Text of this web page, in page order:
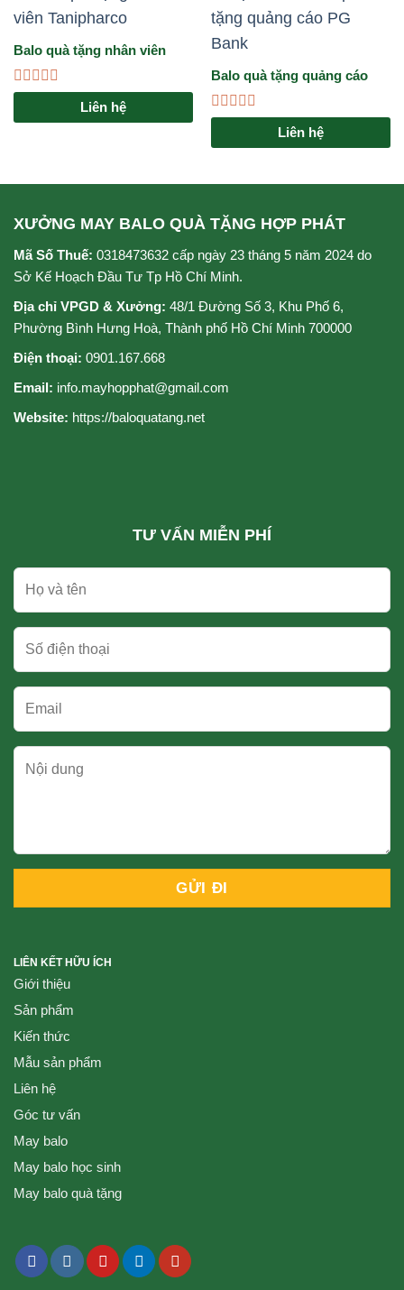
Balo quà tặng nhân viên
Tanipharco
Được
hạng
Liên hệ
Balo quà tặng quảng cáo
PG Bank
Được
hạng
Liên hệ
XƯỞNG MAY BALO QUÀ TẶNG HỢP PHÁT
Mã Số Thuế: 0318473632 cấp ngày 23 tháng 5 năm 2024 do
Sở Kế Hoạch Đầu Tư Tp Hồ Chí Minh.
Địa chỉ VPGD & Xưởng: 48/1 Đường Số 3, Khu Phố 6,
Phường Bình Hưng Hoà, Thành phố Hồ Chí Minh 700000
Điện thoại: 0901.167.668
Email: info.mayhopphat@gmail.com
Website: https://baloquatang.net
TƯ VẤN MIỄN PHÍ
LIÊN KẾT HỮU ÍCH
Giới thiệu
Sản phẩm
Kiến thức
Mẫu sản phẩm
Liên hệ
Góc tư vấn
May balo
May balo học sinh
May balo quà tặng